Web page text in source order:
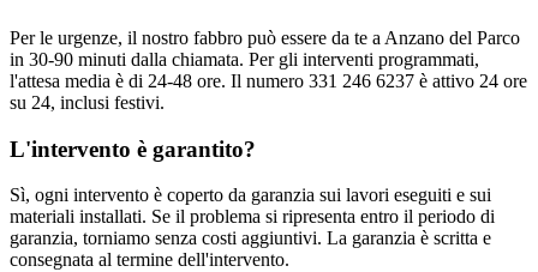
Per le urgenze, il nostro fabbro può essere da te a Anzano del Parco
in 30-90 minuti dalla chiamata. Per gli interventi programmati,
l'attesa media è di 24-48 ore. Il numero 331 246 6237 è attivo 24 ore
su 24, inclusi festivi.
L'intervento è garantito?
Sì, ogni intervento è coperto da garanzia sui lavori eseguiti e sui
materiali installati. Se il problema si ripresenta entro il periodo di
garanzia, torniamo senza costi aggiuntivi. La garanzia è scritta e
consegnata al termine dell'intervento.